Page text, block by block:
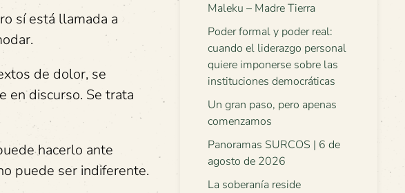
sí está llamada a
de dolor, se
en discurso. Se trata
hacerlo ante
puede ser indiferente.
Maleku – Madre Tierra
Poder formal y poder real:
cuando el liderazgo personal
quiere imponerse sobre las
instituciones democráticas
Un gran paso, pero apenas
comenzamos
Panoramas SURCOS | 6 de
agosto de 2026
La soberanía reside